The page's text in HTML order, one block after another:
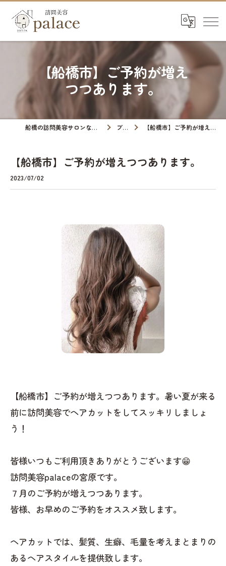
【船橋市】ご予約が増え
つつあります。
船橋の訪問美容サロンなら訪問美容palace ブログ 【船橋市】ご予約が増えつつあります。
【船橋市】ご予約が増えつつあります。
2023/07/02
【船橋市】ご予約が増えつつあります。暑い夏が来る
前に訪問美容でヘアカットをしてスッキリしましょ
う！
皆様いつもご利用頂きありがとうございます😁
訪問美容palaceの宮原です。
７月のご予約が増えつつあります。
皆様、お早めのご予約をオススメ致します。
ヘアカットでは、髪質、生癖、毛量を考えまとまりの
あるヘアスタイルを提供致します。